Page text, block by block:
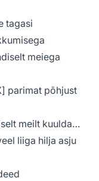
tagasi
meiega
parimat põhjust
meilt kuulda…
liiga hilja asju